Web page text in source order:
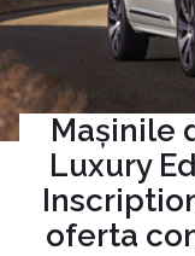
Mașinile
Luxury
oferta